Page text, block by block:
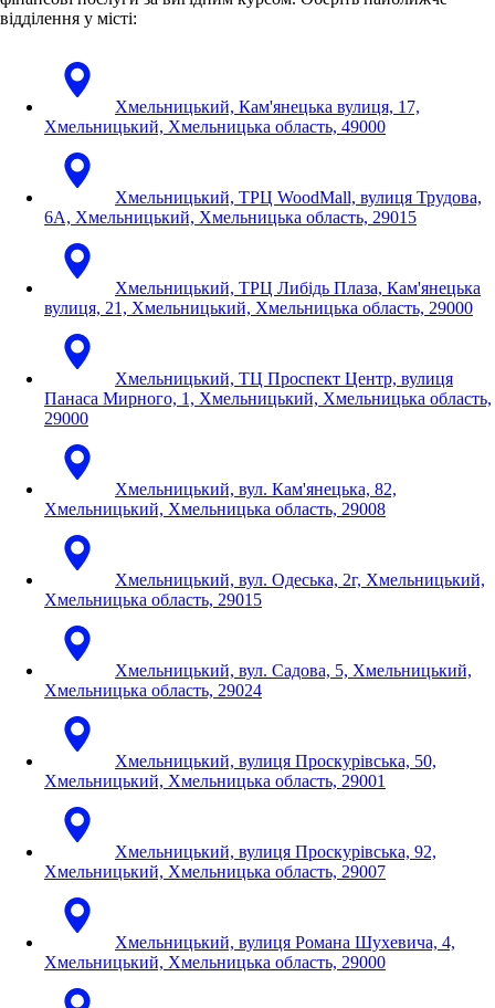
відділення у місті:
Хмельницький, Кам'янецька вулиця, 17,
Хмельницький, Хмельницька область, 49000
Хмельницький, ТРЦ WoodMall, вулиця Трудова,
6А, Хмельницький, Хмельницька область, 29015
Хмельницький, ТРЦ Либідь Плаза, Кам'янецька
вулиця, 21, Хмельницький, Хмельницька область, 29000
Хмельницький, ТЦ Проспект Центр, вулиця
Панаса Мирного, 1, Хмельницький, Хмельницька область,
29000
Хмельницький, вул. Кам'янецька, 82,
Хмельницький, Хмельницька область, 29008
Хмельницький, вул. Одеська, 2г, Хмельницький,
Хмельницька область, 29015
Хмельницький, вул. Садова, 5, Хмельницький,
Хмельницька область, 29024
Хмельницький, вулиця Проскурівська, 50,
Хмельницький, Хмельницька область, 29001
Хмельницький, вулиця Проскурівська, 92,
Хмельницький, Хмельницька область, 29007
Хмельницький, вулиця Романа Шухевича, 4,
Хмельницький, Хмельницька область, 29000